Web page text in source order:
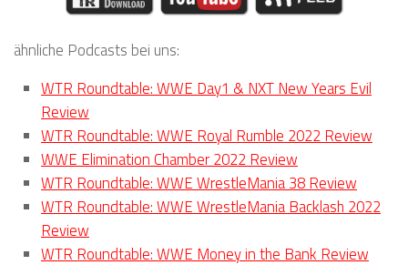
ähnliche Podcasts bei uns:
WTR Roundtable: WWE Day1 & NXT New Years Evil
Review
WTR Roundtable: WWE Royal Rumble 2022 Review
WWE Elimination Chamber 2022 Review
WTR Roundtable: WWE WrestleMania 38 Review
WTR Roundtable: WWE WrestleMania Backlash 2022
Review
WTR Roundtable: WWE Money in the Bank Review